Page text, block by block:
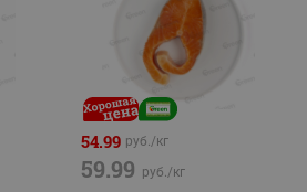
54.99 руб./кг
59.99 руб./кг